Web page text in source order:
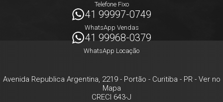
Telefone Fixo
41 99997-0749
WhatsApp Vendas
41 99968-0379
WhatsApp Locação
Avenida Republica Argentina, 2219- Portão - Curitiba - PR- Ver no
Mapa
CRECI 643-J